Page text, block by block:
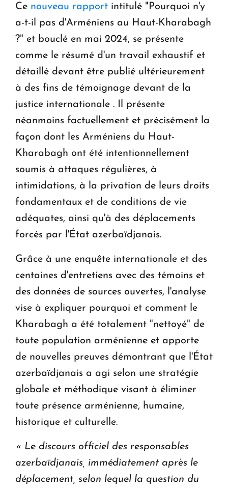
Ce nouveau rapport intitulé "Pourquoi n'y
a-t-il pas d'Arméniens au Haut-Kharabagh
?" et bouclé en mai 2024, se présente
comme le résumé d'un travail exhaustif et
détaillé devant être publié ultérieurement
à des fins de témoignage devant de la
justice internationale . Il présente
néanmoins factuellement et précisément la
façon dont les Arméniens du Haut-
Kharabagh ont été intentionnellement
soumis à attaques régulières, à
intimidations, à la privation de leurs droits
fondamentaux et de conditions de vie
adéquates, ainsi qu'à des déplacements
forcés par l'État azerbaïdjanais.
Grâce à une enquête internationale et des
centaines d'entretiens avec des témoins et
des données de sources ouvertes, l'analyse
vise à expliquer pourquoi et comment le
Kharabagh a été totalement "nettoyé" de
toute population arménienne et apporte
de nouvelles preuves démontrant que l'État
azerbaïdjanais a agi selon une stratégie
globale et méthodique visant à éliminer
toute présence arménienne, humaine,
historique et culturelle.
« Le discours officiel des responsables
azerbaïdjanais, immédiatement après le
déplacement, selon lequel la question du